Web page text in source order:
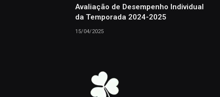
Avaliação de Desempenho Individual
da Temporada 2024-2025
15/04/2025